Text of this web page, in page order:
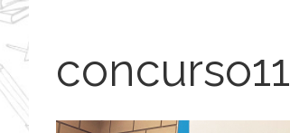
concurso11